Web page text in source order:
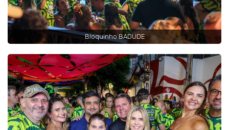
Bloquinho BADUDE